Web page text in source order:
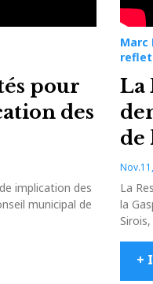
pour
des
implication des
municipal de
Marc
reflet
La
de
La
la
+